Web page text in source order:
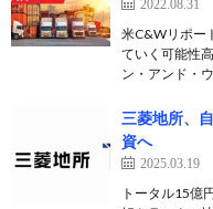
2022.08.31
米C&Wリポー
ていく可能性
ン・アンド・
三菱地所、
資へ
2025.03.19
トータル15億